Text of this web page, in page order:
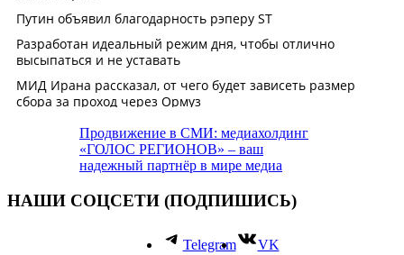
Продвижение в СМИ: медиахолдинг
«ГОЛОС РЕГИОНОВ» – ваш
надежный партнёр в мире медиа
НАШИ СОЦСЕТИ (ПОДПИШИСЬ)
Telegram VK